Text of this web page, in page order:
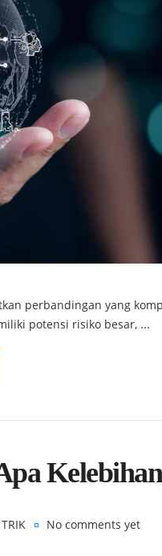
perbandingan yang
potensi risiko besar, ...
No comments yet